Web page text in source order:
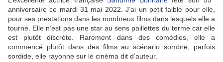
anniversaire ce mardi 31 mai 2022. J’ai un petit faible pour elle,
pour ses prestations dans les nombreux films dans lesquels elle a
tourné. Elle n’est pas une star au sens paillettes du terme car elle
est plutôt discrète. Rarement dans des comédies, elle a
commencé plutôt dans des films au scénario sombre, parfois
sordide, elle rayonne sur le cinéma dit d’auteur.